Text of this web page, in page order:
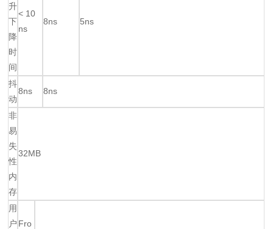
升
下
降
时
间
< 10
ns
8ns 5ns
抖
动
8ns 8ns
非
易
失
性
内
存
32MB
用
户 Fro